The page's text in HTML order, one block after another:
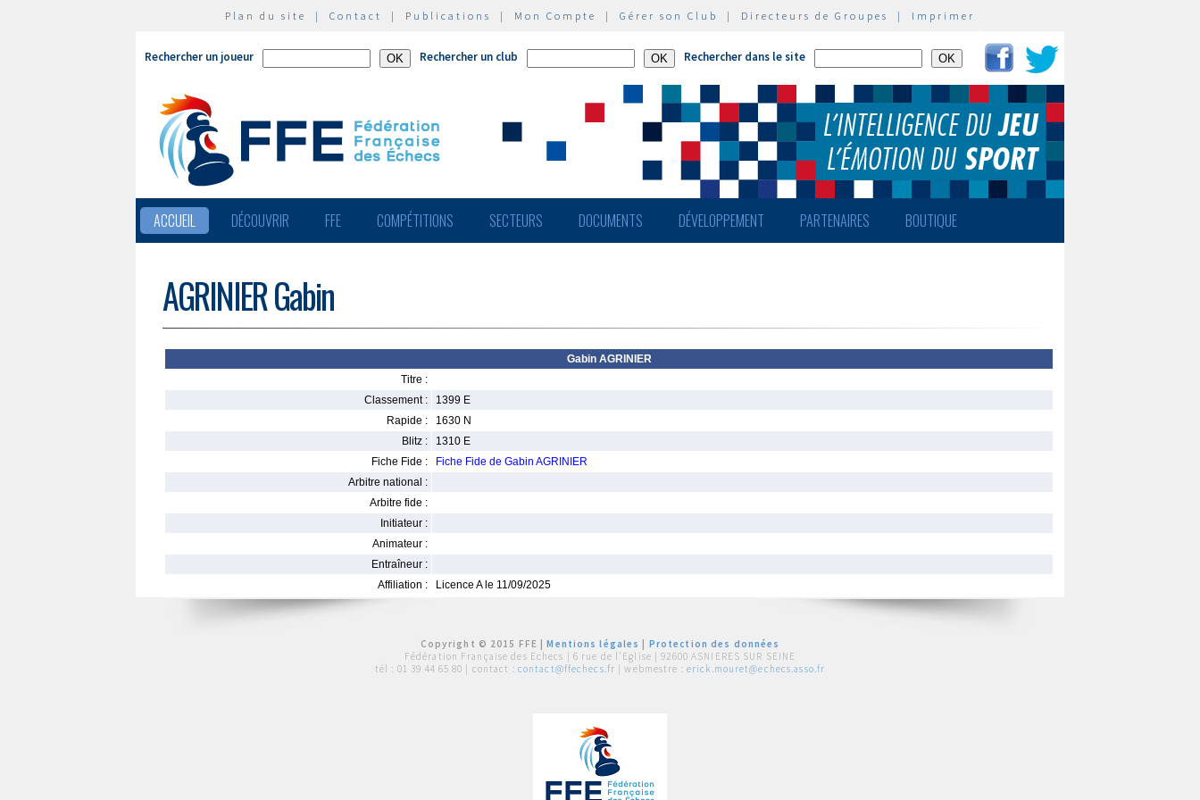
Plan du site | Contact | Publications | Mon Compte | Gérer son Club | Directeurs de Groupes | Imprimer
Rechercher un joueur Rechercher un club Rechercher dans le site
ACCUEIL DÉCOUVRIR FFE COMPÉTITIONS SECTEURS DOCUMENTS DÉVELOPPEMENT PARTENAIRES BOUTIQUE
AGRINIER Gabin
Gabin AGRINIER
Titre :
Classement :
1399 E
Rapide :
1630 N
Blitz :
1310 E
Fiche Fide :
Fiche Fide de Gabin AGRINIER
Arbitre national :
Arbitre fide :
Initiateur :
Animateur :
Entraîneur :
Affiliation :
Licence A le 11/09/2025
Copyright © 2015 FFE |Mentions légales
Protection des données
Fédération Française des Echecs | 6 rue de l'Eglise | 92600 ASNIERES SUR SEINE
tél : 01 39 44 65 80 | contact : contact@ffechecs.fr | webmestre : erick.mouret@echecs.asso.fr